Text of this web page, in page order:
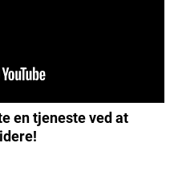
en tjeneste ved at